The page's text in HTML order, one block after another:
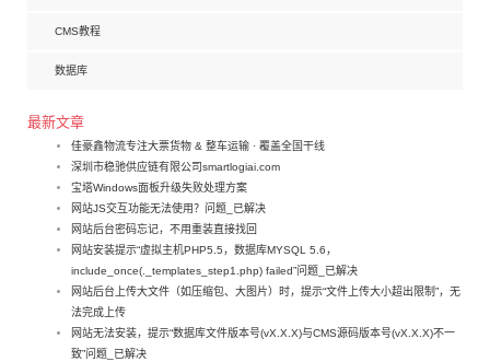
CMS教程
数据库
最新文章
佳豪鑫物流专注大票货物 & 整车运输 · 覆盖全国干线
深圳市稳驰供应链有限公司smartlogiai.com
宝塔Windows面板升级失败处理方案
网站JS交互功能无法使用？问题_已解决
网站后台密码忘记，不用重装直接找回
网站安装提示“虚拟主机PHP5.5，数据库MYSQL 5.6，
include_once(._templates_step1.php) failed”问题_已解决
网站后台上传大文件（如压缩包、大图片）时，提示“文件上传大小超出限制”，无
法完成上传
网站无法安装，提示“数据库文件版本号(vX.X.X)与CMS源码版本号(vX.X.X)不一
致”问题_已解决